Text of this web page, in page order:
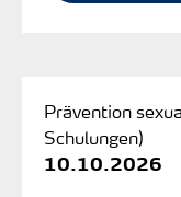
Prävention
Schulungen)
10.10.2026